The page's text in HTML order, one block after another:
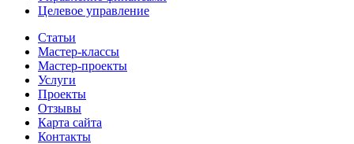
Целевое управление
Статьи
Мастер-классы
Мастер-проекты
Услуги
Проекты
Отзывы
Карта сайта
Контакты